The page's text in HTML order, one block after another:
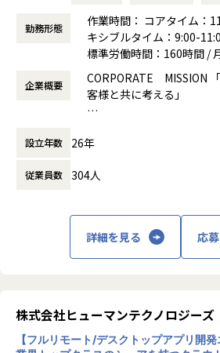
GitHub / Slack / JIRA / Confluence
CI/CD：CircleCI / GithubActions
モバイル（iOS/Android/Flutter）
開発言語：Swift / Kotlin / Dart(Flutter)
サーバー連携: REST, GraphQL
CI/CD：CircleCI / GithubActions / Xcode
開発言語：Typescript, Javascript
各種ツール
コミュニケーション: Slack, Zoom
■ポジションの魅力
エブリーは『AI ファースト・カンパニー
産性10倍を目標に掲げています。「AI
2. 開発プロセスの自動化・トイル削減
・CI/CDパイプラインの整備、
・開発チームが自律的に運用まで完結で
策。
・最新技術をキャッチアップし、AIを用
3. 信頼性文化の醸成
・ポストモーテムのファシリテーション
Culture（非難のない文化）の定着。
・開発・インフラ間のサイロを解消する
枝雀組織構成・雰囲気
コアメンバーに留まらず、他プロジェク
ニアも定例会に参画。部署の垣根を越え
行われており、組織全体を巻き込んだ「
勤務形態
作業時間： コアタイム：
キシブルタイム：9:00-
標準労働時間：160時間 /
働き方：フレックス制（
時間外労働の有無： 有（月
企業概要
CORPORATE MISSION
客様と共に考える」
勤怠管理から給与支払いま
ト」に紐づく様々なデー
的業務への転換を支援
の「時間」（人時）を管
のが「勤怠管理」であり、
向上させることこそが、
設立年数 26年
従業員数 304人
詳細を見る 応
株式会社ヒューマンテクノロジーズ
【フルリモート/デスクトップアプリ開発